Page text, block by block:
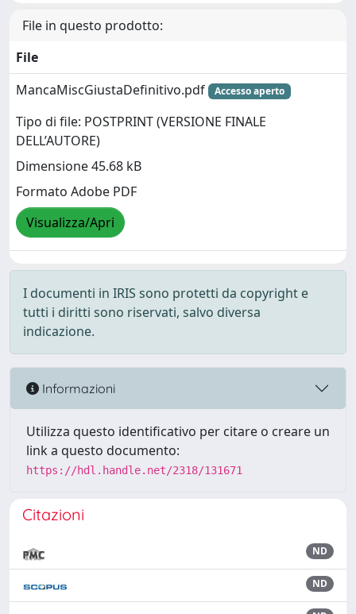
File in questo prodotto:
File
MancaMiscGiustaDefinitivo.pdf
Accesso aperto
Tipo di file: POSTPRINT (VERSIONE FINALE
DELL’AUTORE)
Dimensione 45.68 kB
Formato Adobe PDF
Visualizza/Apri
I documenti in IRIS sono protetti da copyright e
tutti i diritti sono riservati, salvo diversa
indicazione.
Informazioni
Utilizza questo identificativo per citare o creare un
link a questo documento:
https://hdl.handle.net/2318/131671
Citazioni
ND
ND